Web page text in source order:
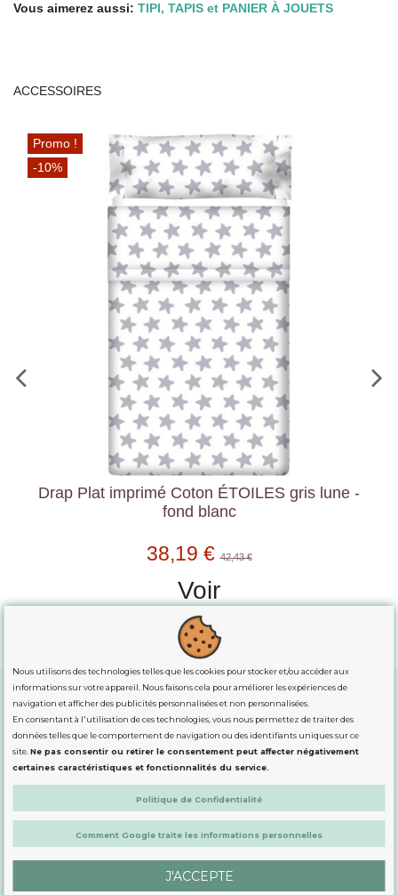
Vous aimerez aussi: TIPI, TAPIS et PANIER À JOUETS
ACCESSOIRES
Promo !
-10%
Drap Plat imprimé Coton ÉTOILES gris lune -
fond blanc
38,19 €42,43 €
Voir
GUIDE DES TAILLES
INFORMATION
DÉMARQUÉS
CONTACTEZ-NOUS PAR E-MAIL
Nous utilisons des technologies telles que les cookies pour stocker et/ou accéder aux
informations sur votre appareil. Nous faisons cela pour améliorer les expériences de
navigation et afficher des publicités personnalisées et non personnalisées.
En consentant à l'utilisation de ces technologies, vous nous permettez de traiter des
données telles que le comportement de navigation ou des identifiants uniques sur ce
site.Ne pas consentir ou retirer le consentement peut affecter négativement
certaines caractéristiques et fonctionnalités du service.
Politique de Confidentialité
Comment Google traite les informations personnelles
J'ACCEPTE